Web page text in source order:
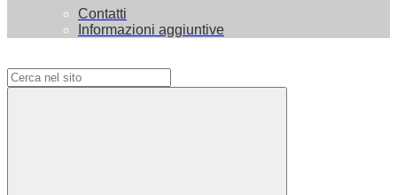
Contatti
Informazioni aggiuntive